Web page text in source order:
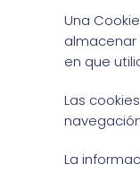
Una
almacenar
en que
Las
La